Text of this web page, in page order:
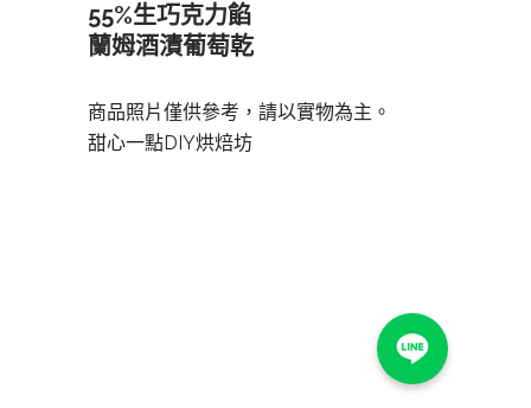
55%生巧克力餡
蘭姆酒漬葡萄乾
商品照片僅供參考，請以實物為主。
甜心一點DIY烘焙坊